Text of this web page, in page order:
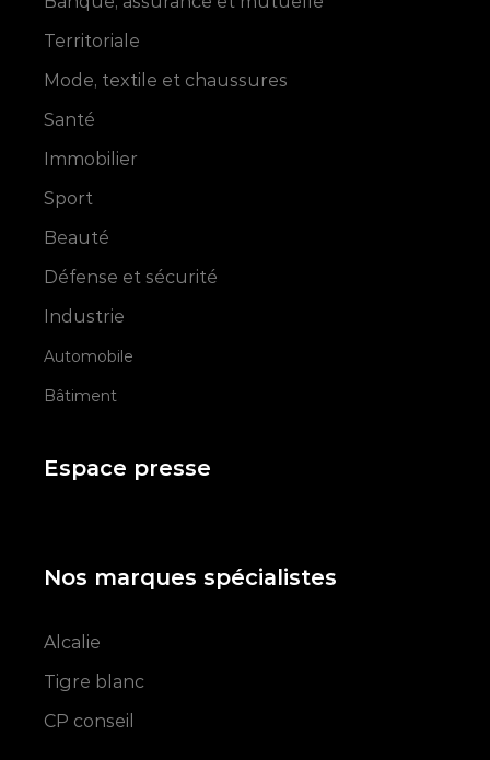
Territoriale
Mode, textile et chaussures
Santé
Immobilier
Sport
Beauté
Défense et sécurité
Industrie
Automobile
Bâtiment
Espace presse
Nos marques spécialistes
Alcalie
Tigre blanc
CP conseil